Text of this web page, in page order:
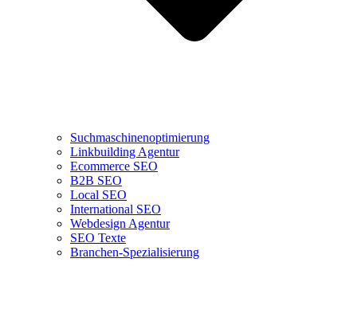
Suchmaschinenoptimierung
Linkbuilding Agentur
Ecommerce SEO
B2B SEO
Local SEO
International SEO
Webdesign Agentur
SEO Texte
Branchen-Spezialisierung